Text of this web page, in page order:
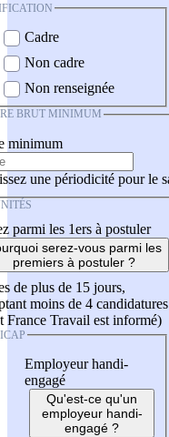
Cadre
Non cadre
Non renseignée
BRUT MINIMUM
minimum
une périodicité pour le
parmi les 1ers à postuler
serez-vous parmi les
premiers à postuler ?
de plus de 15 jours,
moins de 4 candidatures
France Travail est informé)
Employeur handi-
engagé
Qu'est-ce qu'un
employeur handi-
engagé ?